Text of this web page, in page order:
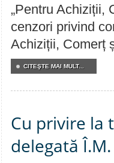
„Pentru Achiziții,
cenzori privind
Achiziții, Comerț
CITEŞTE MAI MULT...
Cu privire la
delegată